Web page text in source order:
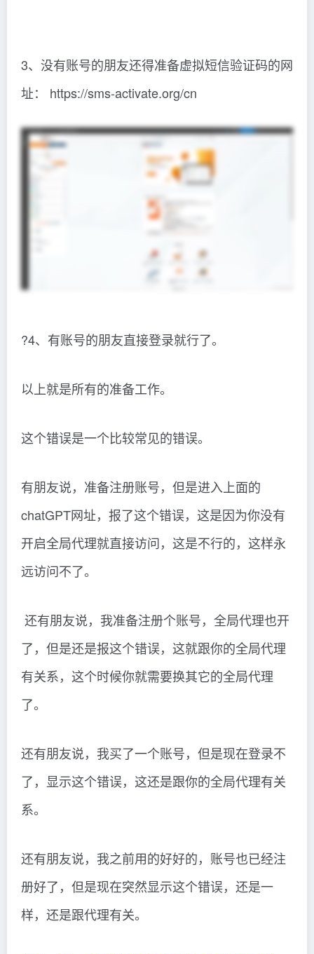
3、没有账号的朋友还得准备虚拟短信验证码的网
址： https://sms-activate.org/cn
?4、有账号的朋友直接登录就行了。
以上就是所有的准备工作。
这个错误是一个比较常见的错误。
有朋友说，准备注册账号，但是进入上面的
chatGPT网址，报了这个错误，这是因为你没有
开启全局代理就直接访问，这是不行的，这样永
远访问不了。
还有朋友说，我准备注册个账号，全局代理也开
了，但是还是报这个错误，这就跟你的全局代理
有关系，这个时候你就需要换其它的全局代理
了。
还有朋友说，我买了一个账号，但是现在登录不
了，显示这个错误，这还是跟你的全局代理有关
系。
还有朋友说，我之前用的好好的，账号也已经注
册好了，但是现在突然显示这个错误，还是一
样，还是跟代理有关。